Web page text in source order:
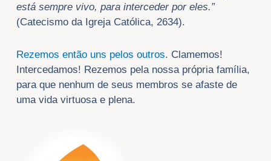
está sempre vivo, para interceder por eles.”
(Catecismo da Igreja Católica, 2634).
Rezemos então uns pelos outros. Clamemos!
Intercedamos! Rezemos pela nossa própria família,
para que nenhum de seus membros se afaste de
uma vida virtuosa e plena.